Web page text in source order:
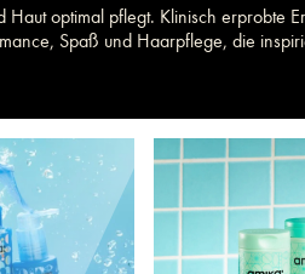
Haut optimal pflegt. Klinisch erprobte
Spaß und Haarpflege, die